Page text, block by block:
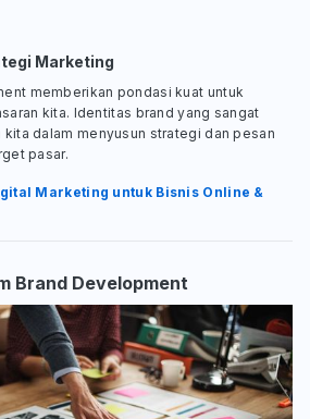
Marketing
memberikan pondasi kuat untuk
kita. Identitas brand yang sangat
dalam menyusun strategi dan pesan
pasar.
Marketing untuk Bisnis Online &
Brand Development